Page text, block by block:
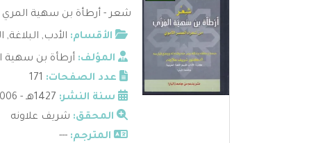
شعر - أرطأة بن سهية المري -
الأقسام: الأدب, البلاغة,
المؤلف: أرطأة بن سهية
عدد الصفحات:
سنة النشر:
المحقق: شريف علاونه
المترجم: ---